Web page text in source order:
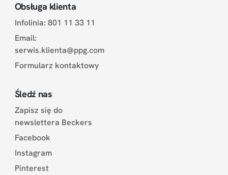
Obsługa klienta
Infolinia: 801 11 33 11
Email:
serwis.klienta@ppg.com
Formularz kontaktowy
Śledź nas
Zapisz się do
newslettera Beckers
Facebook
Instagram
Pinterest